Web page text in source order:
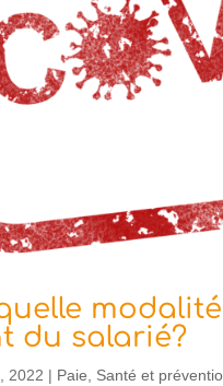
quelle
du salarié?
2022 | Paie, Santé et